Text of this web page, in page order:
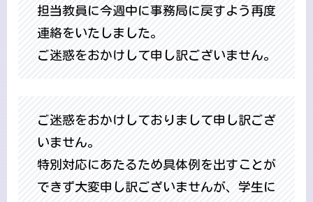
担当教員に今週中に事務局に戻すよう再度
連絡をいたしました。
ご迷惑をおかけして申し訳ございません。
ご迷惑をおかけしておりまして申し訳ござ
いません。
特別対応にあたるため具体例を出すことが
できず大変申し訳ございませんが、学生に